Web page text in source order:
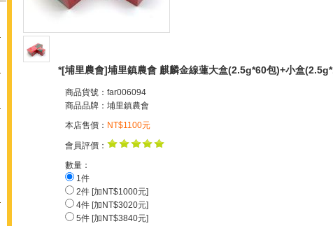
*[埔里農會]埔里鎮農會 麒麟金線蓮大盒(2.5g*60包)+小盒
商品貨號：far006094
商品品牌： 埔里鎮農會
本店售價： NT$1100元
會員評價：
數量：
1件
2件 [加NT$1000元]
4件 [加NT$3020元]
5件 [加NT$3840元]